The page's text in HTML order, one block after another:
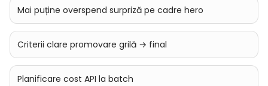
Mai puține overspend surpriză pe cadre hero
Criterii clare promovare grilă → final
Planificare cost API la batch